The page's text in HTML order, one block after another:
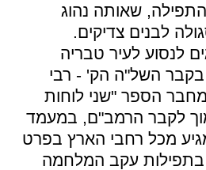
שאותה נהוג
לבנים צדיקים.
לנסוע לעיר טבריה
בקבר השל"ה הק' - רבי
מחבר הספר "שני לוחות
לקבר הרמב"ם, במעמד
מכל רחבי הארץ בפרט
בתפילות עקב המלחמה